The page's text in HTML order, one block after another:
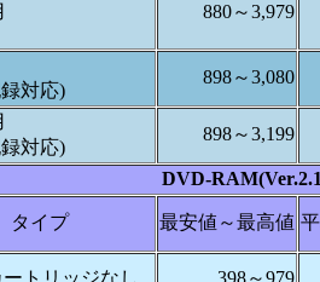
880～3,979
対応)
898～3,080
対応)
898～3,199
DVD-
タイプ 最安値～最高値
トリッジなし 398～979